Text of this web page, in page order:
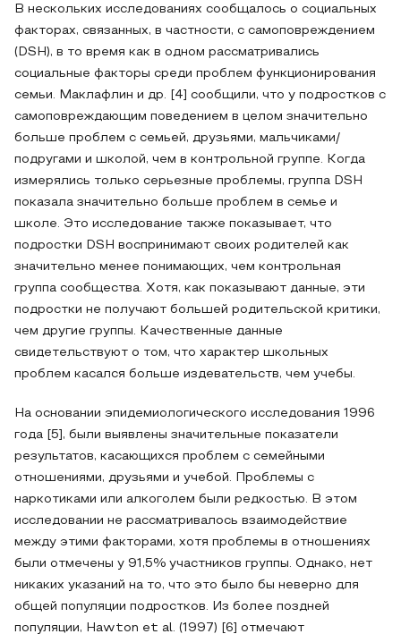
В нескольких исследованиях сообщалось о социальных
факторах, связанных, в частности, с самоповреждением
(DSH), в то время как в одном рассматривались
социальные факторы среди проблем функционирования
семьи. Маклафлин и др. [4] сообщили, что у подростков с
самоповреждающим поведением в целом значительно
больше проблем с семьей, друзьями, мальчиками/
подругами и школой, чем в контрольной группе. Когда
измерялись только серьезные проблемы, группа DSH
показала значительно больше проблем в семье и
школе. Это исследование также показывает, что
подростки DSH воспринимают своих родителей как
значительно менее понимающих, чем контрольная
группа сообщества. Хотя, как показывают данные, эти
подростки не получают большей родительской критики,
чем другие группы. Качественные данные
свидетельствуют о том, что характер школьных
проблем касался больше издевательств, чем учебы.
На основании эпидемиологического исследования 1996
года [5], были выявлены значительные показатели
результатов, касающихся проблем с семейными
отношениями, друзьями и учебой. Проблемы с
наркотиками или алкоголем были редкостью. В этом
исследовании не рассматривалось взаимодействие
между этими факторами, хотя проблемы в отношениях
были отмечены у 91,5% участников группы. Однако, нет
никаких указаний на то, что это было бы неверно для
общей популяции подростков. Из более поздней
популяции, Hawton et al. (1997) [6] отмечают